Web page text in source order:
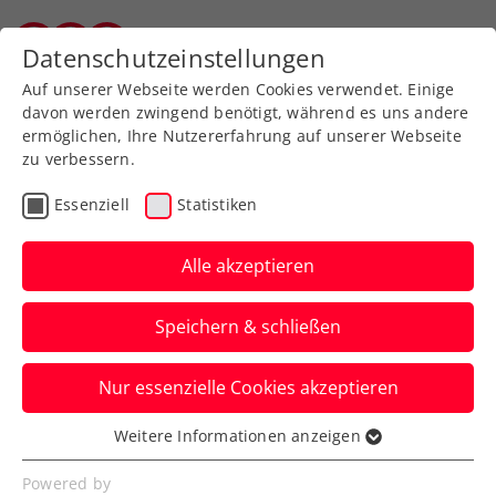
Zurück zur Newsübersicht
Turniere
Erste Bank Open: Drei
Österreicher in der
Qualifikation im Einsatz
Jurij Rodionov, Filip Misolic und
Alexander Erler schlagen beim ATP-500-
Turnier in Wien am Samstag auf.
Verfasst von: Presseaussendung / Redaktion, 20.10.2023
Datenschutzeinstellungen
Auf unserer Webseite werden Cookies verwendet. Einige
davon werden zwingend benötigt, während es uns andere
ermöglichen, Ihre Nutzererfahrung auf unserer Webseite
zu verbessern.
Essenziell Statistiken
Alle akzeptieren
Speichern & schließen
Nur essenzielle Cookies akzeptieren
Essenziell
Essenzielle Cookies werden für grundlegende
Weitere Informationen anzeigen
Powered by